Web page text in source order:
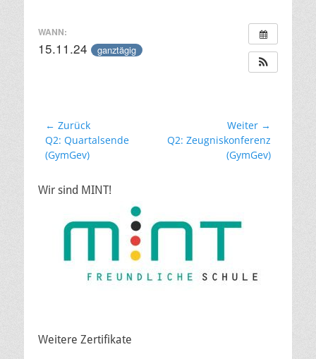
WANN:
15.11.24 ganztägig
Beitragsnavigation
← Zurück
Vorheriger
Beitrag:
Q2: Quartalsende
(GymGev)
Weiter →
Nächster
Q2: Zeugniskonferenz
(GymGev)
Wir sind MINT!
Weitere Zertifikate